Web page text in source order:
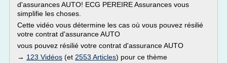
d'assurances AUTO! ECG PEREIRE Assurances vous
simplifie les choses.
Cette vidéo vous détermine les cas où vous pouvez résilié
votre contrat d'assurance AUTO
vous pouvez résilié votre contrat d'assurance AUTO
→ 123 Vidéos (et 2553 Articles) pour ce thème